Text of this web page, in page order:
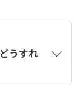
うすれ